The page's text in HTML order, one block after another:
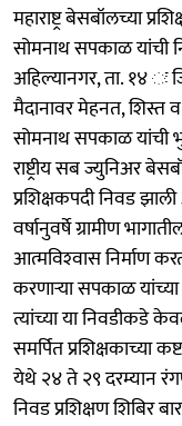
महाराष्ट्र बेसबॉलच्या
सोमनाथ सपकाळ यांची
अहिल्यानगर, ता. १४
मैदानावर मेहनत, शिस्त व
सोमनाथ सपकाळ यांची
राष्ट्रीय सब ज्युनिअर
प्रशिक्षकपदी निवड
वर्षानुवर्षे ग्रामीण
आत्मविश्‍वास निर्माण
करणाऱ्या सपकाळ यांच्या
त्यांच्या या निवडीकडे
समर्पित प्रशिक्षकाच्या
येथे २४ ते २९ दरम्यान
निवड प्रशिक्षण शिबिर